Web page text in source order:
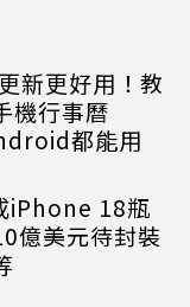
新更好用！教
機行事曆
都能用
iPhone 18瓶
億美元待封裝